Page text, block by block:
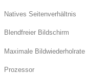
Natives Seitenverhältnis
Blendfreier Bildschirm
Maximale Bildwiederholrate
Prozessor